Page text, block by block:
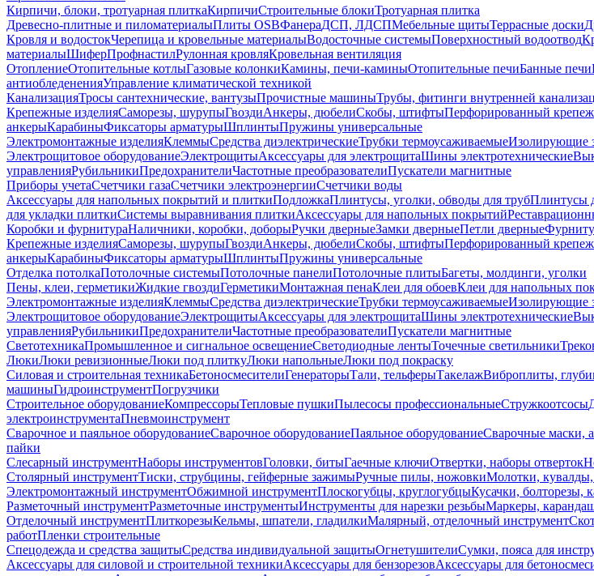
Кирпичи, блоки, тротуарная плиткаКирпичиСтроительные блокиТротуарная плитка
Древесно-плитные и пиломатериалыПлиты OSBФанераДСП, ЛДСПМебельные щитыТеррасные доски
Кровля и водостокЧерепица и кровельные материалыВодосточные системыПоверхностный водоотвод
материалыШиферПрофнастилРулонная кровляКровельная вентиляция
ОтоплениеОтопительные котлыГазовые колонкиКамины, печи-каминыОтопительные печиБанные печи
антиобледененияУправление климатической техникой
КанализацияТросы сантехнические, вантузыПрочистные машиныТрубы, фитинги внутренней
Крепежные изделияСаморезы, шурупыГвоздиАнкеры, дюбелиСкобы, штифтыПерфорированный крепеж
анкерыКарабиныФиксаторы арматурыШплинтыПружины универсальные
Электромонтажные изделияКлеммыСредства диэлектрическиеТрубки термоусаживаемыеИзолирующие
Электрощитовое оборудованиеЭлектрощитыАксессуары для электрощитаШины электротехнические
управленияРубильникиПредохранителиЧастотные преобразователиПускатели магнитные
Приборы учетаСчетчики газаСчетчики электроэнергииСчетчики воды
Аксессуары для напольных покрытий и плиткиПодложкаПлинтусы, уголки, обводы для трубПлинтусы
для укладки плиткиСистемы выравнивания плиткиАксессуары для напольных покрытий
Коробки и фурнитураНаличники, коробки, доборыРучки дверныеЗамки дверныеПетли дверные
Крепежные изделияСаморезы, шурупыГвоздиАнкеры, дюбелиСкобы, штифтыПерфорированный крепеж
анкерыКарабиныФиксаторы арматурыШплинтыПружины универсальные
Отделка потолкаПотолочные системыПотолочные панелиПотолочные плитыБагеты, молдинги, уголки
Пены, клеи, герметикиЖидкие гвоздиГерметикиМонтажная пенаКлеи для обоевКлеи для напольных
Электромонтажные изделияКлеммыСредства диэлектрическиеТрубки термоусаживаемыеИзолирующие
Электрощитовое оборудованиеЭлектрощитыАксессуары для электрощитаШины электротехнические
управленияРубильникиПредохранителиЧастотные преобразователиПускатели магнитные
СветотехникаПромышленное и сигнальное освещениеСветодиодные лентыТочечные светильники
ЛюкиЛюки ревизионныеЛюки под плиткуЛюки напольныеЛюки под покраску
Силовая и строительная техникаБетоносмесителиГенераторыТали, тельферыТакелажВиброплиты,
машиныГидроинструментПогрузчики
Строительное оборудованиеКомпрессорыТепловые пушкиПылесосы профессиональныеСтружкоотсосы
электроинструментаПневмоинструмент
Сварочное и паяльное оборудованиеСварочное оборудованиеПаяльное оборудованиеСварочные маски,
пайки
Слесарный инструментНаборы инструментовГоловки, битыГаечные ключиОтвертки, наборы отверток
Столярный инструментТиски, струбцины, гейферные зажимыРучные пилы, ножовкиМолотки,
Электромонтажный инструментОбжимной инструментПлоскогубцы, круглогубцыКусачки, болторезы,
Разметочный инструментРазметочные инструментыИнструменты для нарезки резьбыМаркеры,
Отделочный инструментПлиткорезыКельмы, шпатели, гладилкиМалярный, отделочный инструмент
работПленки строительные
Спецодежда и средства защитыСредства индивидуальной защитыОгнетушителиСумки, пояса для
Аксессуары для силовой и строительной техникиАксессуары для бензорезовАксессуары для